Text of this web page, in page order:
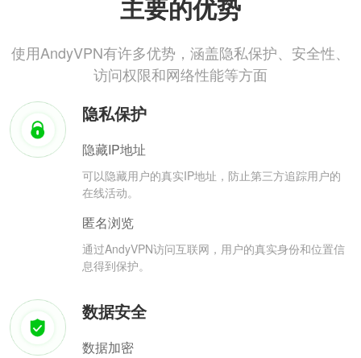
主要的优势
使用AndyVPN有许多优势，涵盖隐私保护、安全性、
访问权限和网络性能等方面
隐私保护
隐藏IP地址
可以隐藏用户的真实IP地址，防止第三方追踪用户的
在线活动。
匿名浏览
通过AndyVPN访问互联网，用户的真实身份和位置信
息得到保护。
数据安全
数据加密